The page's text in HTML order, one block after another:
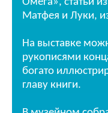
Матфея и Луки,
На выставке
рукописями
богато
главу книги.